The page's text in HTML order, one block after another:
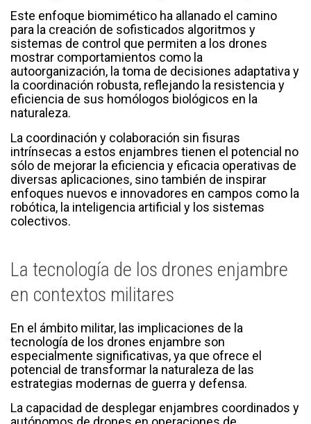
Este enfoque biomimético ha allanado el camino
para la creación de sofisticados algoritmos y
sistemas de control que permiten a los drones
mostrar comportamientos como la
autoorganización, la toma de decisiones adaptativa y
la coordinación robusta, reflejando la resistencia y
eficiencia de sus homólogos biológicos en la
naturaleza.
La coordinación y colaboración sin fisuras
intrínsecas a estos enjambres tienen el potencial no
sólo de mejorar la eficiencia y eficacia operativas de
diversas aplicaciones, sino también de inspirar
enfoques nuevos e innovadores en campos como la
robótica, la inteligencia artificial y los sistemas
colectivos.
La tecnología de los drones enjambre
en contextos militares
En el ámbito militar, las implicaciones de la
tecnología de los drones enjambre son
especialmente significativas, ya que ofrece el
potencial de transformar la naturaleza de las
estrategias modernas de guerra y defensa.
La capacidad de desplegar enjambres coordinados y